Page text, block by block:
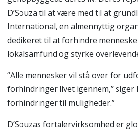
D’Souza til at være med til at
International, en almennyttig
dedikeret til at forhindre
lokalsamfund og styrke
“Alle mennesker vil stå over for
forhindringer livet igennem,” siger
forhindringer til muligheder.”
D’Souzas fortalervirksomhed er